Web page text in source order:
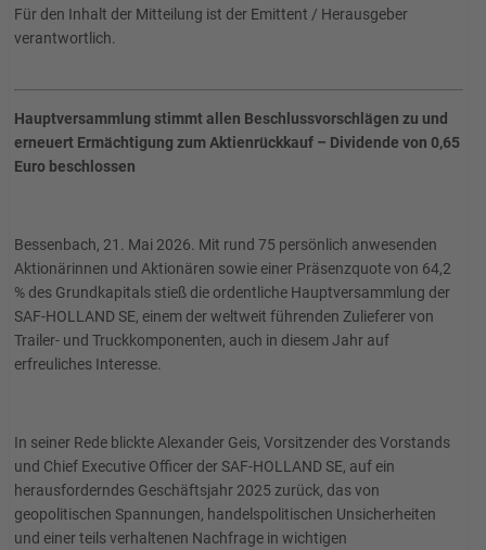
Für den Inhalt der Mitteilung ist der Emittent / Herausgeber
verantwortlich.
Hauptversammlung stimmt allen Beschlussvorschlägen zu und
erneuert Ermächtigung zum Aktienrückkauf – Dividende von 0,65
Euro beschlossen
Bessenbach, 21. Mai 2026. Mit rund 75 persönlich anwesenden
Aktionärinnen und Aktionären sowie einer Präsenzquote von 64,2
% des Grundkapitals stieß die ordentliche Hauptversammlung der
SAF-HOLLAND SE, einem der weltweit führenden Zulieferer von
Trailer- und Truckkomponenten, auch in diesem Jahr auf
erfreuliches Interesse.
In seiner Rede blickte Alexander Geis, Vorsitzender des Vorstands
und Chief Executive Officer der SAF-HOLLAND SE, auf ein
herausforderndes Geschäftsjahr 2025 zurück, das von
geopolitischen Spannungen, handelspolitischen Unsicherheiten
und einer teils verhaltenen Nachfrage in wichtigen